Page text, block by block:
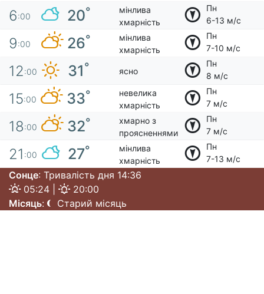
6:00 20°
мінлива
хмарність
Пн
6-13 м/с
9:00 26°
мінлива
хмарність
Пн
7-10 м/с
12:00 31° ясно
Пн
8 м/с
15:00 33°
невелика
хмарність
Пн
7 м/с
18:00 32°
хмарно з
проясненнями
Пн
7 м/с
21 :00 27°
мінлива
хмарність
Пн
7-13 м/с
Сонце: Тривалість дня 14:36
05:24 |
20:00
Місяць: Старий місяць